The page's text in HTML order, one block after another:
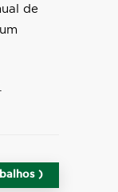
de
.
)